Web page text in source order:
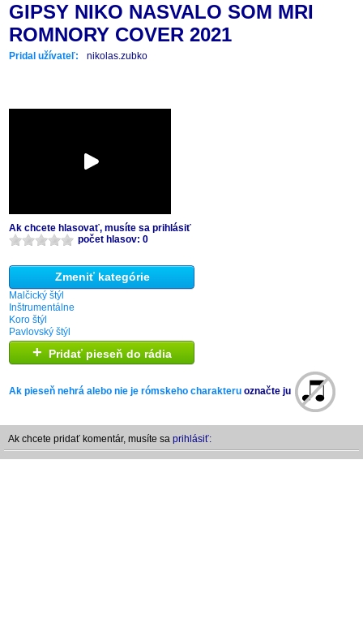
GIPSY NIKO NASVALO SOM MRI
ROMNORY COVER 2021
Pridal užívateľ: nikolas.zubko
Ak chcete hlasovať, musíte sa prihlásiť
počet hlasov: 0
Zmeniť kategórie
Malčický štýl
Inštrumentálne
Koro štýl
Pavlovský štýl
+ Pridať pieseň do rádia
Ak pieseň nehrá alebo nie je rómskeho charakteru označte ju
Ak chcete pridať komentár, musíte sa prihlásiť: